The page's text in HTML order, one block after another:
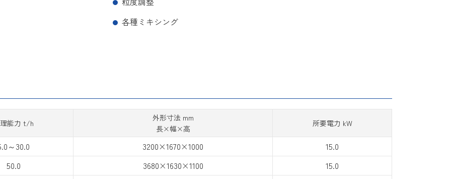
各種ミキシング
能力 t/h
外形寸法 mm
長×幅×高
所要電力 kW
～30.0 3200×1670×1000
15.0
50.0
3680×1630×1100
15.0